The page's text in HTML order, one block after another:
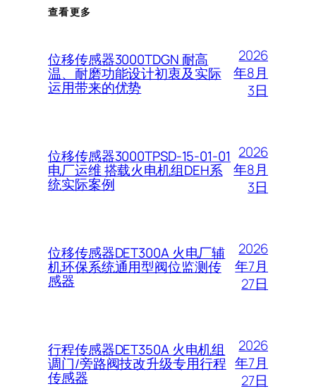
查看更多
位移传感器3000TDGN 耐高
温、耐磨功能设计初衷及实际
运用带来的优势
2026
年8月
3日
位移传感器3000TPSD-15-01-01
电厂运维 搭载火电机组DEH系
统实际案例
2026
年8月
3日
位移传感器DET300A 火电厂辅
机环保系统通用型阀位监测传
感器
2026
年7月
27日
行程传感器DET350A 火电机组
调门/旁路阀技改升级专用行程
传感器
2026
年7月
27日